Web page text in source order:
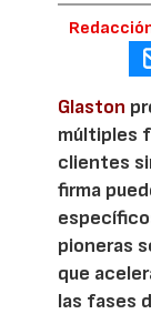
Glaston
múltiples
clientes
firma
pioneras
que
las fases